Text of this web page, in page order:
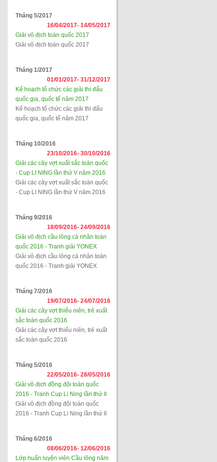
Tháng 5/2017
16/04/2017- 14/05/2017
Giải vô địch toàn quốc 2017
Giải vô địch toàn quốc 2017
Tháng 1/2017
01/01/2017- 31/12/2017
Kế hoạch tổ chức các giải thi đấu
quốc gia, quốc tế năm 2017
Kế hoạch tổ chức các giải thi đấu
quốc gia, quốc tế năm 2017
Tháng 10/2016
23/10/2016- 30/10/2016
Giải các cây vợt xuất sắc toàn quốc
- Cup LI NING lần thứ V năm 2016
Giải các cây vợt xuất sắc toàn quốc
- Cup LI NING lần thứ V năm 2016
Tháng 9/2016
18/09/2016- 24/09/2016
Giải vô địch cầu lông cá nhân toàn
quốc 2016 - Tranh giải YONEX
Giải vô địch cầu lông cá nhân toàn
quốc 2016 - Tranh giải YONEX
Tháng 7/2016
19/07/2016- 24/07/2016
Giải các cây vợt thiếu niên, trẻ xuất
sắc toàn quốc 2016
Giải các cây vợt thiếu niên, trẻ xuất
sắc toàn quốc 2016
Tháng 5/2016
22/05/2016- 28/05/2016
Giải vô địch đồng đội toàn quốc
2016 - Tranh Cup Li Ning lần thứ II
Giải vô địch đồng đội toàn quốc
2016 - Tranh Cup Li Ning lần thứ II
Tháng 6/2016
08/06/2016- 12/06/2016
Lớp huấn luyện viên Cầu lông năm